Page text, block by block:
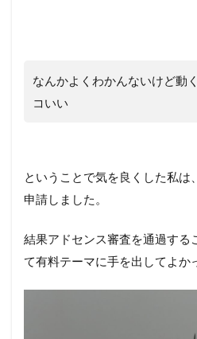
なんかよくわかんないけど動
コいい
ということで気を良くした私は
申請しました。
結果アドセンス審査を通過する
て有料テーマに手を出してよか